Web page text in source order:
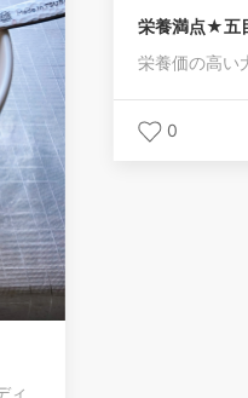
目豆
い大豆の煮ものです★